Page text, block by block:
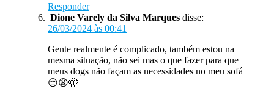
Responder
Dione Varely da Silva Marques disse:
26/03/2024 às 00:41
Gente realmente é complicado, também estou na
mesma situação, não sei mas o que fazer para que
meus dogs não façam as necessidades no meu sofá
😔😩🫣